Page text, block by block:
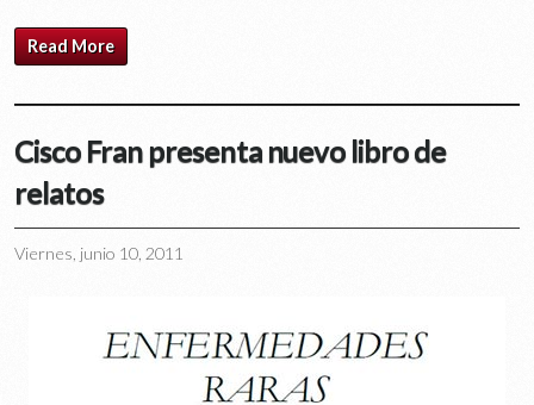
Read More
Cisco Fran presenta nuevo libro de
relatos
Viernes, junio 10, 2011